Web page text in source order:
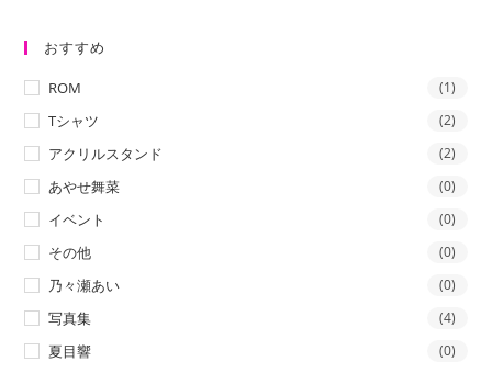
おすすめ
ROM (1)
Tシャツ (2)
アクリルスタンド (2)
あやせ舞菜 (0)
イベント (0)
その他 (0)
乃々瀬あい (0)
写真集 (4)
夏目響 (0)